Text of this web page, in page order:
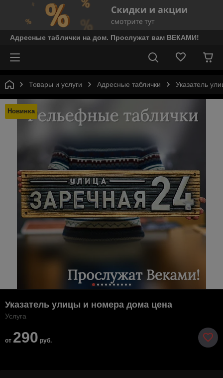
Адресные таблички на дом. Прослужат вам ВЕКАМИ!
Товары и услуги Адресные таблички Указатель
Новинка
Указатель улицы и номера дома цена
Услуга
от 290 руб.